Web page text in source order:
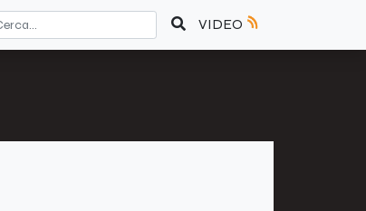
VIDEO